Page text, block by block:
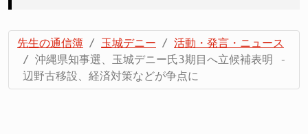
先生の通信簿 玉城デニー
活動・発言・ニュース
沖縄県知事選、玉城デニー氏3期目へ立候補表明 -
辺野古移設、経済対策などが争点に